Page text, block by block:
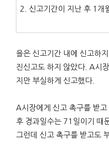
2. 신고기간이 지난 후 1개
을은 신고기간 내에 신고하
진신고도 하지 않았다. A시
지만 부실하게 신고했다.
A시장에게 신고 촉구를 받
후 경과일수는 71일이기 때
그런데 신고 촉구를 받고도